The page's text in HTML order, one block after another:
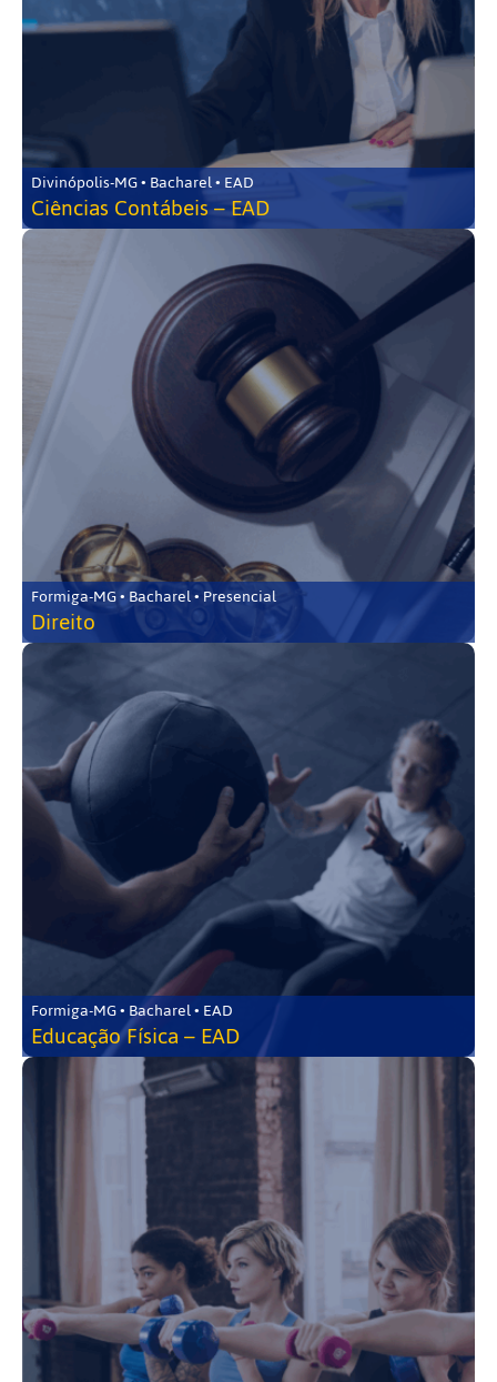
Divinópolis-MG • Bacharel • EAD
Ciências Contábeis – EAD
Formiga-MG • Bacharel • Presencial
Direito
Formiga-MG • Bacharel • EAD
Educação Física – EAD